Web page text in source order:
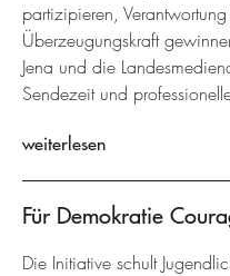
partizipieren,
Überzeugungskraft
Jena und die
Sendezeit und
weiterlesen
Für Demokratie
Die Initiative schult